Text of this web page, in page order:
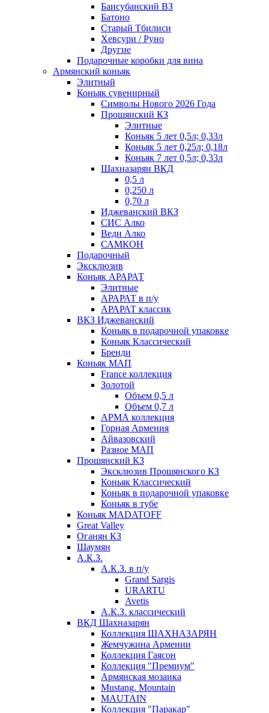
Баисубанский ВЗ
Батоно
Старый Тбилиси
Хевсури / Руно
Другие
Подарочные коробки для вина
Армянский коньяк
Элитный
Коньяк сувенирный
Символы Нового 2026 Года
Прошянский КЗ
Элитные
Коньяк 5 лет 0,5л; 0,33л
Коньяк 5 лет 0,25л; 0,18л
Коньяк 7 лет 0,5л; 0,33л
Шахназарян ВКД
0,5 л
0,250 л
0,70 л
Иджеванский ВКЗ
СИС Алко
Веди Алко
САМКОН
Подарочный
Эксклюзив
Коньяк АРАРАТ
Элитные
АРАРАТ в п/у
АРАРАТ классик
ВКЗ Иджеванский
Коньяк в подарочной упаковке
Коньяк Классический
Бренди
Коньяк МАП
France коллекция
Золотой
Объем 0,5 л
Объем 0,7 л
АРМА коллекция
Горная Армения
Айвазовский
Разное МАП
Прошянский КЗ
Эксклюзив Прошянского КЗ
Коньяк Классический
Коньяк в подарочной упаковке
Коньяк в тубе
Коньяк MADATOFF
Great Valley
Оганян КЗ
Шаумян
А.К.З.
А.К.З. в п/у
Grand Sargis
URARTU
Avetis
А.К.З. классический
ВКД Шахназарян
Коллекция ШАХНАЗАРЯН
Жемчужина Армении
Коллекция Гаясон
Коллекция "Премиум"
Армянская мозаика
Mustang. Mountain
MAUTAIN
Коллекция "Паракар"